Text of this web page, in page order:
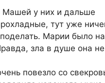
Машей у них и дальше
тут уже
Марии было
зла в душе она не
повезло со